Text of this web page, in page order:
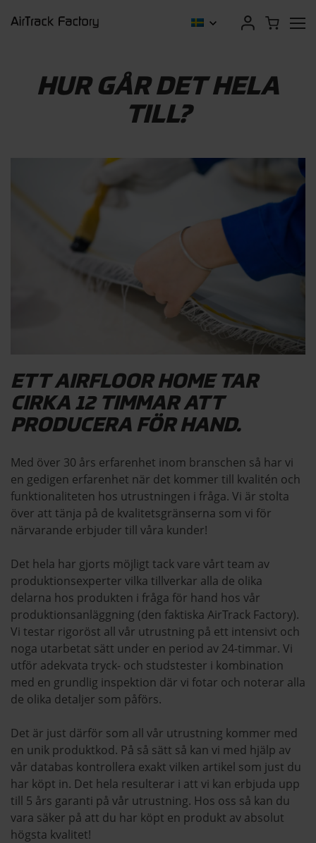
HUR GÅR DET HELA
TILL?
ETT AIRFLOOR HOME TAR
CIRKA 12 TIMMAR ATT
PRODUCERA FÖR HAND.
Med över 30 års erfarenhet inom branschen så har vi
en gedigen erfarenhet när det kommer till kvalitén och
funktionaliteten hos utrustningen i fråga. Vi är stolta
över att tänja på de kvalitetsgränserna som vi för
närvarande erbjuder till våra kunder!
Det hela har gjorts möjligt tack vare vårt team av
produktionsexperter vilka tillverkar alla de olika
delarna hos produkten i fråga för hand hos vår
produktionsanläggning (den faktiska AirTrack Factory).
Vi testar rigoröst all vår utrustning på ett intensivt och
noga utarbetat sätt under en period av 24-timmar. Vi
utför adekvata tryck- och studstester i kombination
med en grundlig inspektion där vi fotar och noterar alla
de olika detaljer som påförs.
Det är just därför som all vår utrustning kommer med
en unik produktkod. På så sätt så kan vi med hjälp av
vår databas kontrollera exakt vilken artikel som just du
har köpt in. Det hela resulterar i att vi kan erbjuda upp
till 5 års garanti på vår utrustning. Hos oss så kan du
vara säker på att du har köpt en produkt av absolut
högsta kvalitet!